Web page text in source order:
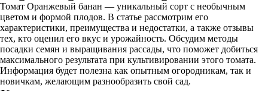
Томат Оранжевый банан — уникальный сорт с необычным
цветом и формой плодов. В статье рассмотрим его
характеристики, преимущества и недостатки, а также отзывы
тех, кто оценил его вкус и урожайность. Обсудим методы
посадки семян и выращивания рассады, что поможет добиться
максимального результата при культивировании этого томата.
Информация будет полезна как опытным огородникам, так и
новичкам, желающим разнообразить свой сад.